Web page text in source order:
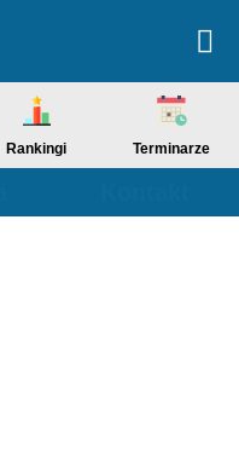
Rankingi Terminarze